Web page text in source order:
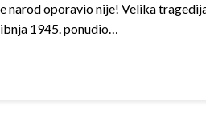
oporavio nije! Velika
1945. ponudio…